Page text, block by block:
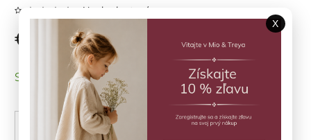
Neohodnotené
€15,90
SKLADOM (3 ks)
X